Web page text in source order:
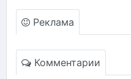
Реклама
Комментарии